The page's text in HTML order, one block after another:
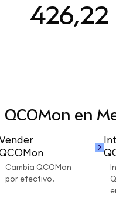
426,22
en
Cambia QCOMon
por efectivo.